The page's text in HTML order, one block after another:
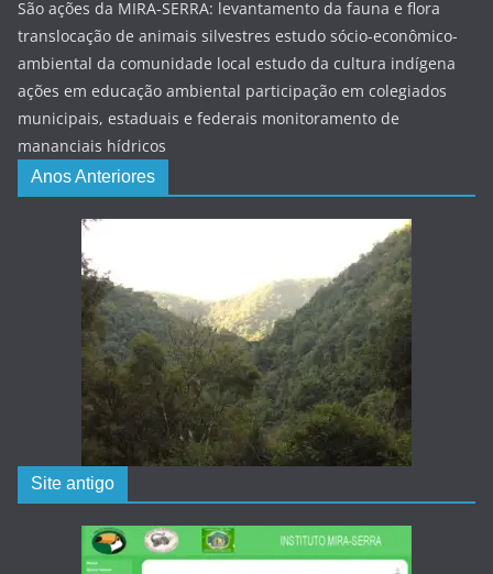
São ações da MIRA-SERRA: levantamento da fauna e flora
translocação de animais silvestres estudo sócio-econômico-
ambiental da comunidade local estudo da cultura indígena
ações em educação ambiental participação em colegiados
municipais, estaduais e federais monitoramento de
mananciais hídricos
Anos Anteriores
Site antigo